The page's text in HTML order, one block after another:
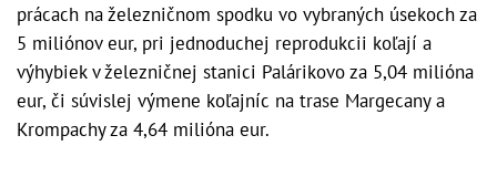
prácach na železničnom spodku vo vybraných úsekoch za
5 miliónov eur, pri jednoduchej reprodukcii koľají a
výhybiek v železničnej stanici Palárikovo za 5,04 milióna
eur, či súvislej výmene koľajníc na trase Margecany a
Krompachy za 4,64 milióna eur.